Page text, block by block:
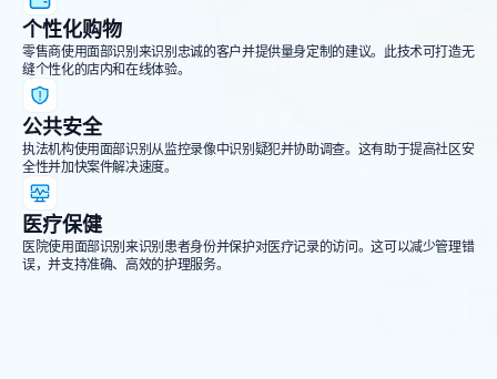
个性化购物
零售商使用面部识别来识别忠诚的客户并提供量身定制的建议。此技术可打造无
缝个性化的店内和在线体验。
公共安全
执法机构使用面部识别从监控录像中识别疑犯并协助调查。这有助于提高社区安
全性并加快案件解决速度。
医疗保健
医院使用面部识别来识别患者身份并保护对医疗记录的访问。这可以减少管理错
误，并支持准确、高效的护理服务。